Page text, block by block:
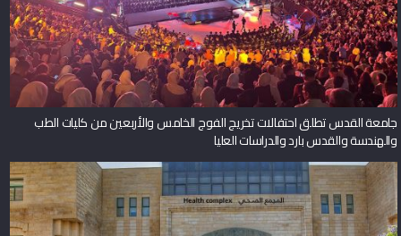
جامعة القدس تطلق احتفالات تخريج الفوج الخامس والأربعين من كليات الطب
والهندسة والقدس بارد والدراسات العليا